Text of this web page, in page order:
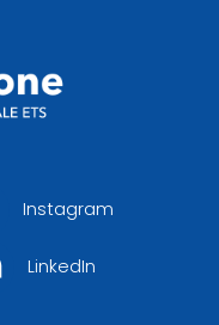
Instagram
LinkedIn